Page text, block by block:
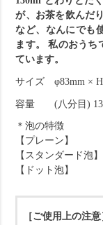
が、お茶を飲んだ
など、なんにでも
ます。
私のおうち
ています。
サイズ φ83mm ×
容量 (八分目)
＊泡の特徴
【プレーン】
【スタンダード泡
【ドット泡】
［ご使用上の注意